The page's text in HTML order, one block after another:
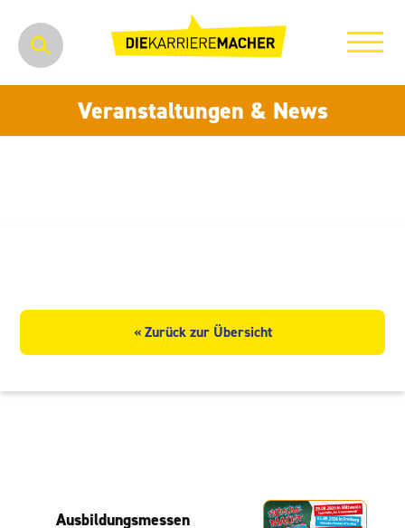
Veranstaltungen & News
« Zurück zur Übersicht
Ausbildungsmessen